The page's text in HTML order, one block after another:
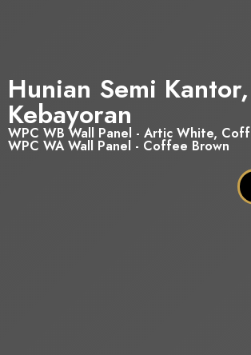
Hunian Semi Kantor,
Kebayoran
WPC WB Wall Panel - Artic White,
WPC WA Wall Panel - Coffee Brown